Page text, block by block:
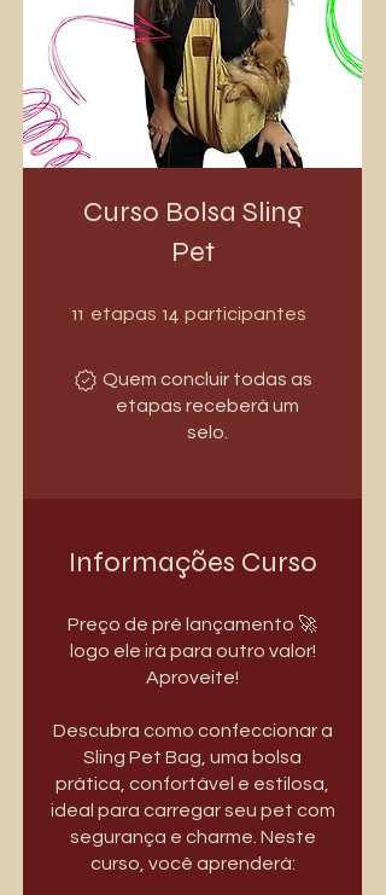
Curso Bolsa Sling
Pet
11 etapas 11 etapas
14 participantes
Quem concluir todas as
etapas receberá um
selo.
Informações Curso
Preço de pré lançamento 🚀
logo ele irá para outro valor!
Aproveite!
Descubra como confeccionar a
Sling Pet Bag, uma bolsa
prática, confortável e estilosa,
ideal para carregar seu pet com
segurança e charme. Neste
curso, você aprenderá: